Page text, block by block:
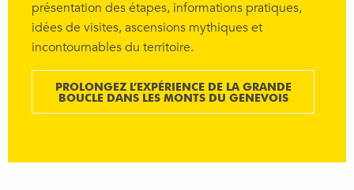
présentation des étapes, informations pratiques,
idées de visites, ascensions mythiques et
incontournables du territoire.
PROLONGEZ L’EXPÉRIENCE DE LA GRANDE
BOUCLE DANS LES MONTS DU GENEVOIS